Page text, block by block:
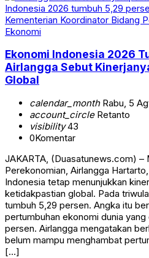
Ekonomi
Ekonomi Indonesia 2026
Airlangga Sebut
Global
calendar_monthRabu, 5
account_circleRetanto
visibility43
0Komentar
JAKARTA, (Duasatunews.com) –
Perekonomian, Airlangga
Indonesia tetap menunjukkan
ketidakpastian global. Pada
tumbuh 5,29 persen. Angka itu
pertumbuhan ekonomi dunia
persen. Airlangga mengatakan
belum mampu menghambat
[…]